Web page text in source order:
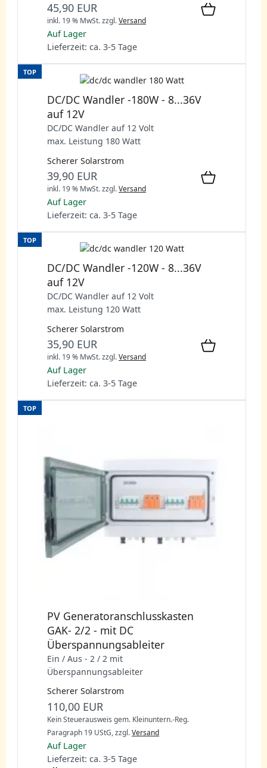
45,90 EUR
inkl. 19 % MwSt.zzgl.Versand
Auf Lager
Lieferzeit: ca. 3-5 Tage
TOP
DC/DC Wandler -180W - 8...36V
auf 12V
DC/DC Wandler auf 12 Volt
max. Leistung 180 Watt
Scherer Solarstrom
39,90 EUR
inkl. 19 % MwSt.zzgl.Versand
Auf Lager
Lieferzeit: ca. 3-5 Tage
TOP
DC/DC Wandler -120W - 8...36V
auf 12V
DC/DC Wandler auf 12 Volt
max. Leistung 120 Watt
Scherer Solarstrom
35,90 EUR
inkl. 19 % MwSt.zzgl.Versand
Auf Lager
Lieferzeit: ca. 3-5 Tage
TOP
PV Generatoranschlusskasten
GAK- 2/2 - mit DC
Überspannungsableiter
Ein / Aus - 2 / 2 mit
Überspannungsableiter
Scherer Solarstrom
110,00 EUR
Kein Steuerausweis gem. Kleinuntern.-Reg.
Paragraph 19 UStG,zzgl.Versand
Auf Lager
Lieferzeit: ca. 3-5 Tage